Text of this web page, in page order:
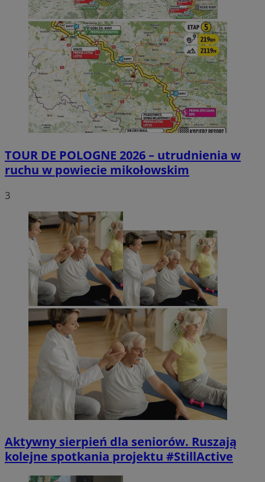
TOUR DE POLOGNE 2026 – utrudnienia w
ruchu w powiecie mikołowskim
3
Aktywny sierpień dla seniorów. Ruszają
kolejne spotkania projektu #StillActive